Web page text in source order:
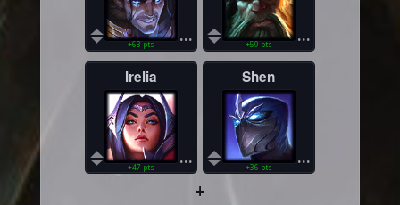
...
+63 pts ...
+59 pts
Irelia
...
+47 pts
Shen
...
+36 pts
+